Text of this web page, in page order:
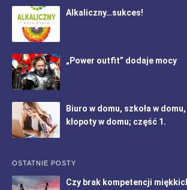
Alkaliczny…sukces!
„Power outfit” dodaje mocy
Biuro w domu, szkoła w
kłopoty w domu; część 1.
OSTATNIE POSTY
Czy brak kompetencji